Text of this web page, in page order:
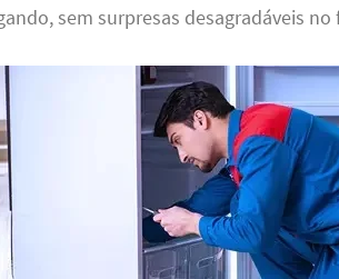
sem surpresas desagradáveis no